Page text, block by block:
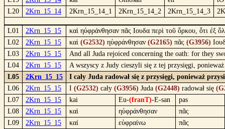
L20
2Krn_15_14 2Krn_15_14_1 2Krn_15_14_2 2Krn_15_14_3
L01 2Krn_15_15
καὶ ηὐφράνθησαν πᾶς Ιουδα περὶ τοῦ ὅρκου, ὅτι ἐξ
L02
2Krn_15_15 καὶ (G2532) ηὐφράνθησαν (G2165) πᾶς (G3956)
L03
2Krn_15_15
And all Juda rejoiced concerning the oath: for they
L04
2Krn_15_15
A wszyscy z Judy cieszyli się z tej przysięgi,
L05
2Krn_15_15
I cały Juda radował się z przysięgi, ponieważ
L06
2Krn_15_15 I (G2532) cały (G3956) Juda (G2448) radował się
L07
2Krn_15_15 kai Eu-(franT)-E-san
pas
L08
2Krn_15_15 καὶ ηὐφράνθησαν
πᾶς
L09
2Krn_15_15 καί εὐφραίνω πᾶς